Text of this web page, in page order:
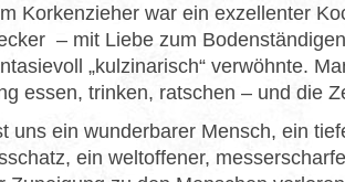
Korkenzieher war ein exzellenter
– mit Liebe zum
„kulzinarisch“ verwöhnte.
essen, trinken, ratschen ‒ und die
uns ein wunderbarer Mensch, ein
ein weltoffener,